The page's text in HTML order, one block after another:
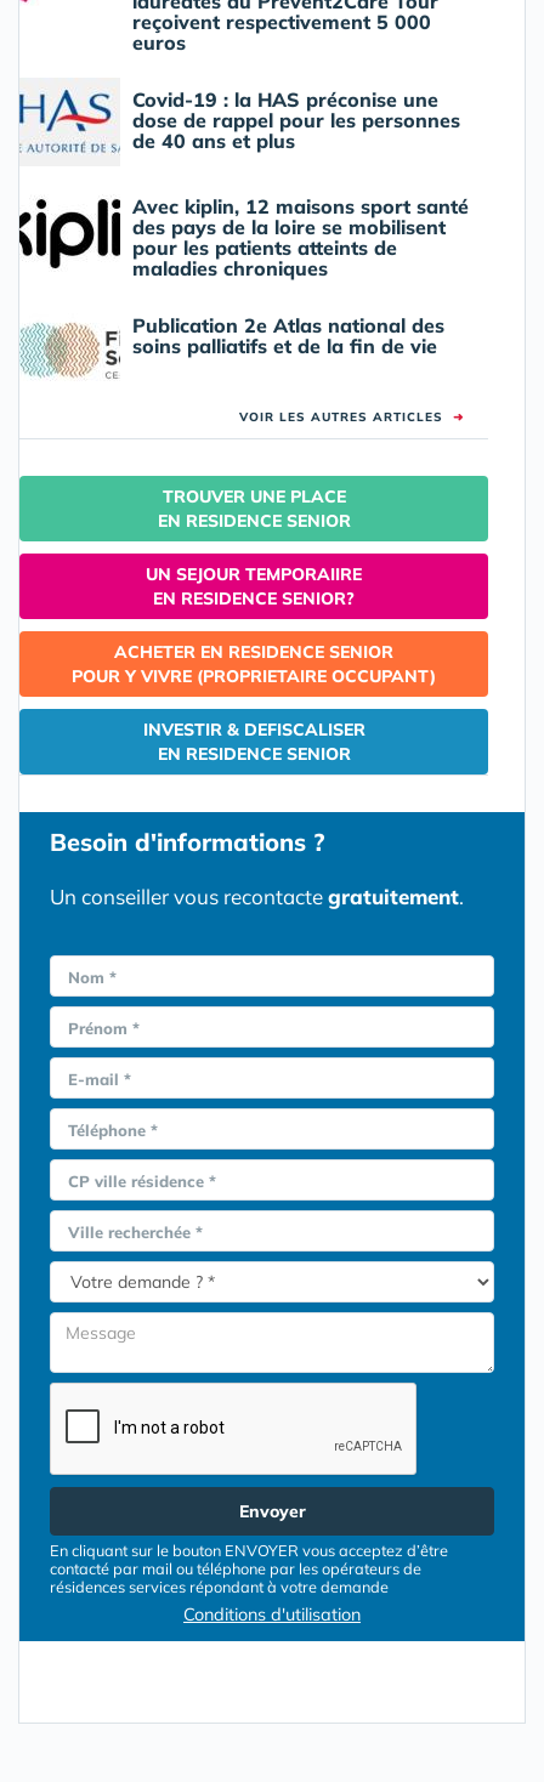
reçoivent respectivement 5 000
euros
Covid-19 : la HAS préconise une
dose de rappel pour les personnes
de 40 ans et plus
Avec kiplin, 12 maisons sport santé
des pays de la loire se mobilisent
pour les patients atteints de
maladies chroniques
Publication 2e Atlas national des
soins palliatifs et de la fin de vie
VOIR LES AUTRES ARTICLES ➜
TROUVER UNE PLACE
EN RESIDENCE SENIOR
UN SEJOUR TEMPORAIIRE
EN RESIDENCE SENIOR?
ACHETER EN RESIDENCE SENIOR
POUR Y VIVRE (PROPRIETAIRE OCCUPANT)
INVESTIR & DEFISCALISER
EN RESIDENCE SENIOR
Besoin d'informations ?
Un conseiller vous recontactegratuitement.
Nom *
Prénom *
E-mail *
Téléphone *
CP ville résidence *
Ville recherchée *
Envoyer
En cliquant sur le bouton ENVOYER vous acceptez d’être
contacté par mail ou téléphone par les opérateurs de
résidences services répondant à votre demande
Conditions d'utilisation